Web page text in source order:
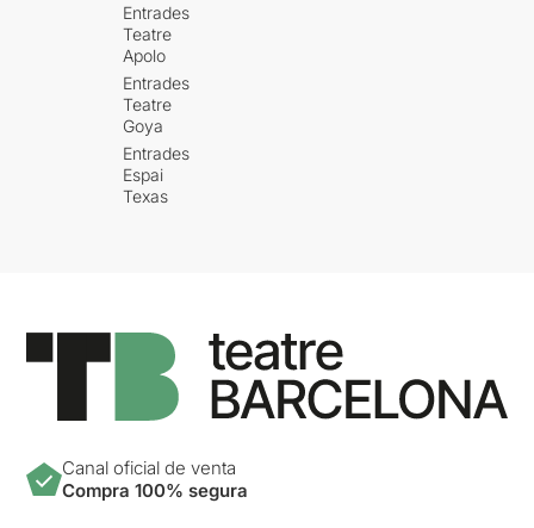
Entrades
Teatre
Apolo
Entrades
Teatre
Goya
Entrades
Espai
Texas
Canal oficial de venta
Compra 100% segura